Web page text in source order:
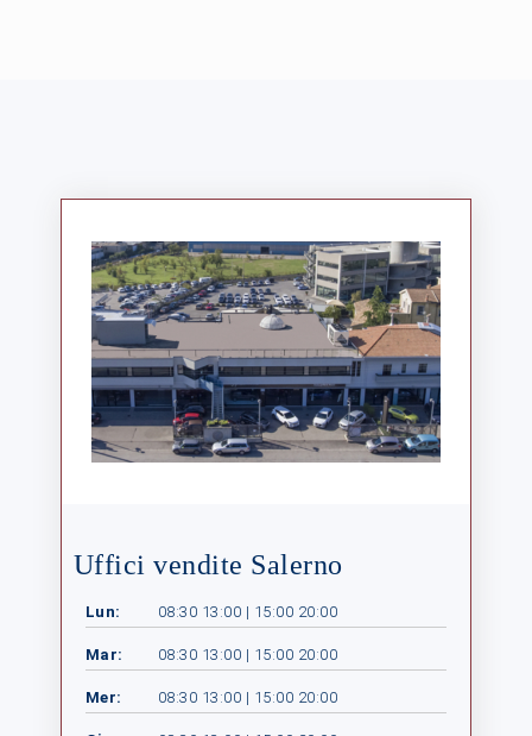
Uffici vendite Salerno
Lun: 08:30 13:00 | 15:00 20:00
Mar: 08:30 13:00 | 15:00 20:00
Mer: 08:30 13:00 | 15:00 20:00